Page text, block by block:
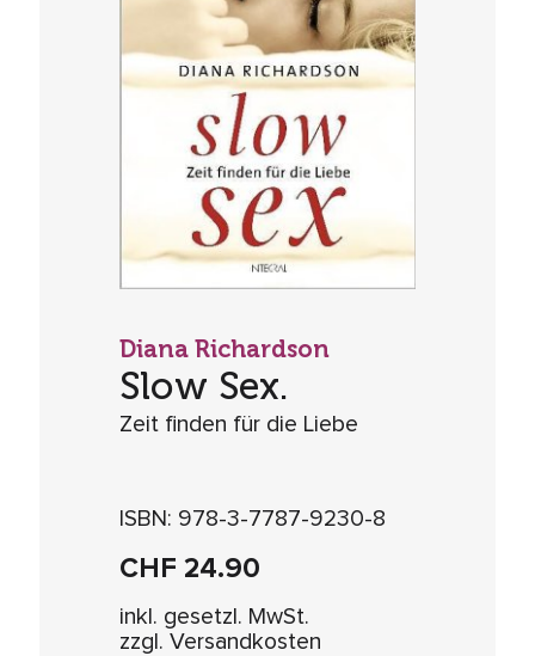
Diana Richardson
Slow Sex.
Zeit finden für die Liebe
ISBN: 978-3-7787-9230-8
CHF24.90
inkl. gesetzl. MwSt.
zzgl. Versandkosten